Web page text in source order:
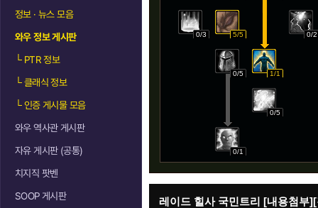
정보 · 뉴스 모음
와우 정보 게시판
└PTR 정보
└클래식 정보
└인증 게시물 모음
와우 역사관 게시판
자유 게시판 (공통)
치지직 팟벤
SOOP 게시판
0/3 5/5 0/2
0/5 1/1
0/5
0/1
레이드 힐사 국민트리 [내용첨부